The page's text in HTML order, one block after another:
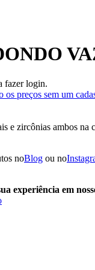
fazer login.
os preços sem um
e zircônias ambos na
noBlog ou no
experiência em